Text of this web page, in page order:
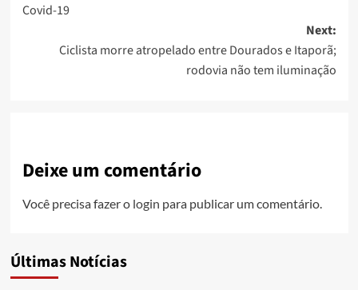
Covid-19
Next:
Ciclista morre atropelado entre Dourados e Itaporã;
rodovia não tem iluminação
Deixe um comentário
Você precisa fazer o login para publicar um comentário.
Últimas Notícias